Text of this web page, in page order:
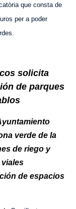
que consta de
per a poder
solicita
de parques
verde de la
de riego y
de espacios